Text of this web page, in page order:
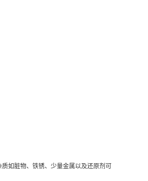
如脏物、铁锈、少量金属以及还原剂可